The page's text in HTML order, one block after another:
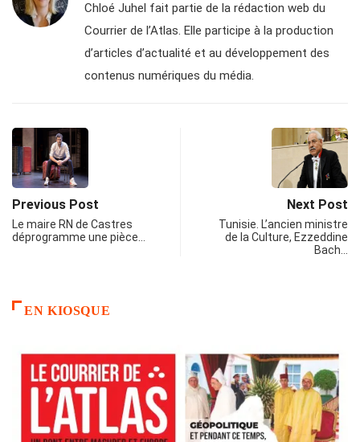
Chloé Juhel fait partie de la rédaction web du
Courrier de l’Atlas. Elle participe à la production
d’articles d’actualité et au développement des
contenus numériques du média.
Previous Post
Le maire RN de Castres
déprogramme une pièce…
Next Post
Tunisie. L’ancien ministre
de la Culture, Ezzeddine
Bach…
EN KIOSQUE